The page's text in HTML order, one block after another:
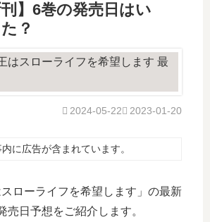
】6巻の発売日はい
？
2023-01-20
2024-05-22
に広告が含まれています。
ローライフを希望します」の最新
売日予想をご紹介します。